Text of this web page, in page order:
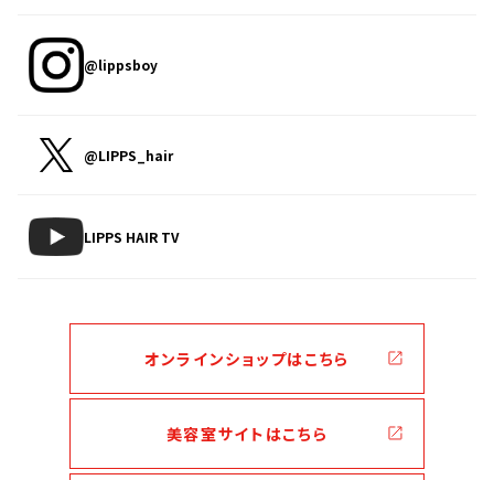
@lippsboy
@LIPPS_hair
LIPPS HAIR TV
オンラインショップはこちら
美容室サイトはこちら